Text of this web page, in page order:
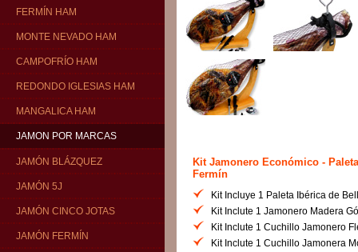
FERMÍN HAM
MONTE NEVADO HAM
CAMPOFRÍO HAM
REDONDO IGLESIAS HAM
MANGALICA HAM
JAMON POR MARCAS
JAMÓN BLÁZQUEZ
JAMÓN 5J
JAMÓN CINCO JOTAS
JAMÓN FERMÍN
Kit Jamonero Económico -
Fermín
Kit Incluye 1 Paleta Ibérica de
Kit Inclute 1 Jamonero Madera
Kit Inclute 1 Cuchillo Jamonero
Kit Inclute 1 Cuchillo Jamonera